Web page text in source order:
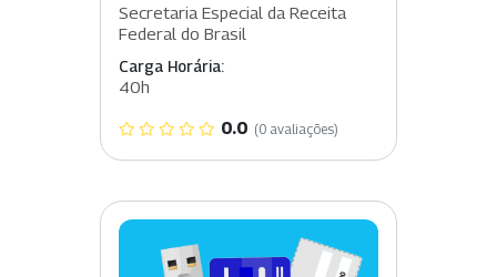
Secretaria Especial da Receita
Federal do Brasil
Carga Horária:
40h
0.0 (0 avaliações)